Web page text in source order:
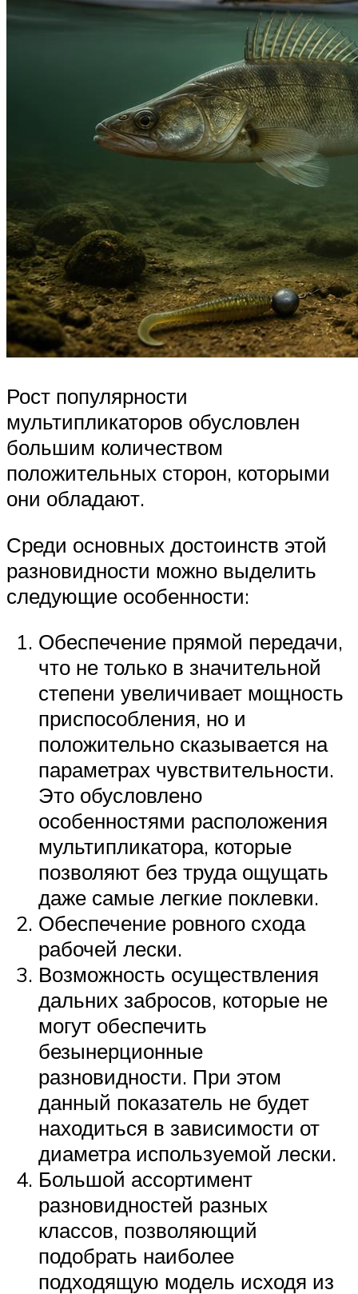
Рост популярности
мультипликаторов обусловлен
большим количеством
положительных сторон, которыми
они обладают.
Среди основных достоинств этой
разновидности можно выделить
следующие особенности:
Обеспечение прямой передачи,
что не только в значительной
степени увеличивает мощность
приспособления, но и
положительно сказывается на
параметрах чувствительности.
Это обусловлено
особенностями расположения
мультипликатора, которые
позволяют без труда ощущать
даже самые легкие поклевки.
Обеспечение ровного схода
рабочей лески.
Возможность осуществления
дальних забросов, которые не
могут обеспечить
безынерционные
разновидности. При этом
данный показатель не будет
находиться в зависимости от
диаметра используемой лески.
Большой ассортимент
разновидностей разных
классов, позволяющий
подобрать наиболее
подходящую модель исходя из